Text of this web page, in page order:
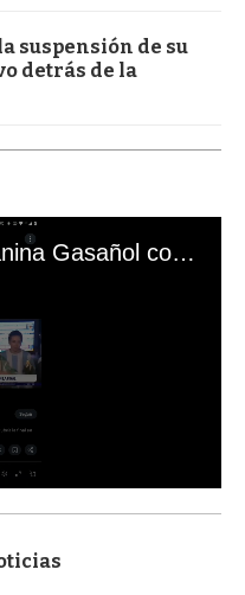
suspensión de su
detrás de la
El mal momento de Yanina Gasañol con un hincha argentino en "Subrayado"